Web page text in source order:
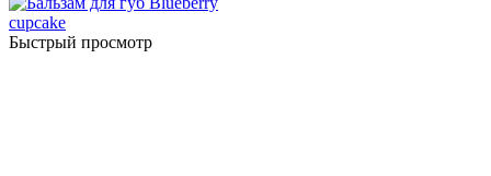
Быстрый просмотр